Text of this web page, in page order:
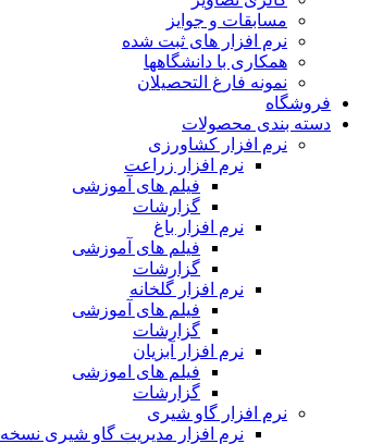
مسابقات و جوایز
نرم افزار های ثبت شده
همکاری با دانشگاهها
نمونه فارغ التحصیلان
فروشگاه
دسته بندی محصولات
نرم افزار کشاورزی
نرم افزار زراعت
فیلم های آموزشی
گزارشات
نرم افزار باغ
فیلم های آموزشی
گزارشات
نرم افزار گلخانه
فیلم های آموزشی
گزارشات
نرم افزار آبزیان
فیلم های اموزشی
گزارشات
نرم افزار گاو شیری
نرم افزار مدیریت گاو شیری نسخه ۲۰۰ راس ، ۴۰۰ راس و نامحدود